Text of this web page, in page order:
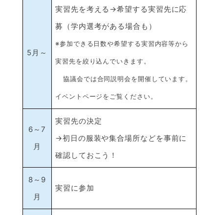
5月～
実習先を考える→希望する実習先に応
募（学内選考がある場合も）
※参加できる日数や希望する実習内容等から
実習先を絞り込んでいきます。
協議会では合同説明会を開催しています。
イベントページをご覧ください。
6～7
月
実習先の決定
→初日の服装や集合場所などを事前に
確認しておこう！
8～9
月
実習に参加